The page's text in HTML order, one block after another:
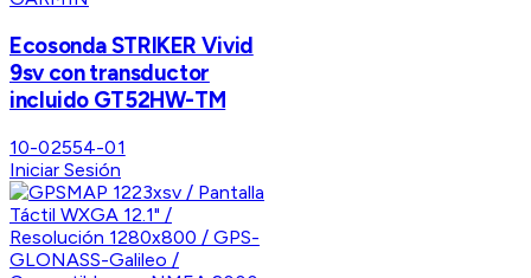
Ecosonda STRIKER Vivid
9sv con transductor
incluido GT52HW-TM
10-02554-01
Iniciar Sesión